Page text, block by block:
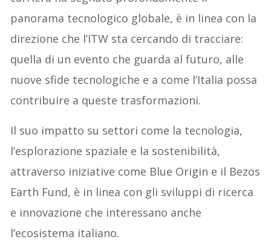
panorama tecnologico globale, è in linea con la
direzione che l’ITW sta cercando di tracciare:
quella di un evento che guarda al futuro, alle
nuove sfide tecnologiche e a come l’Italia possa
contribuire a queste trasformazioni.
Il suo impatto su settori come la tecnologia,
l’esplorazione spaziale e la sostenibilità,
attraverso iniziative come Blue Origin e il Bezos
Earth Fund, è in linea con gli sviluppi di ricerca
e innovazione che interessano anche
l’ecosistema italiano.